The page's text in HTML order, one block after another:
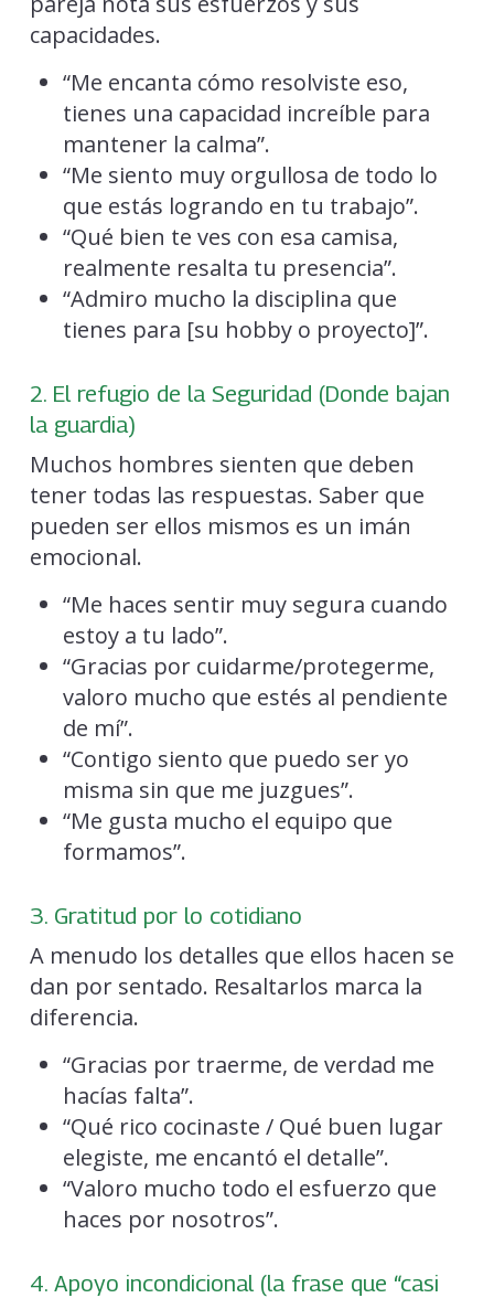
capacidades.
“Me encanta cómo resolviste eso,
tienes una capacidad increíble para
mantener la calma”.
“Me siento muy orgullosa de todo lo
que estás logrando en tu trabajo”.
“Qué bien te ves con esa camisa,
realmente resalta tu presencia”.
“Admiro mucho la disciplina que
tienes para [su hobby o proyecto]”.
2. El refugio de la Seguridad (Donde bajan
la guardia)
Muchos hombres sienten que deben
tener todas las respuestas. Saber que
pueden ser ellos mismos es un imán
emocional.
“Me haces sentir muy segura cuando
estoy a tu lado”.
“Gracias por cuidarme/protegerme,
valoro mucho que estés al pendiente
de mí”.
“Contigo siento que puedo ser yo
misma sin que me juzgues”.
“Me gusta mucho el equipo que
formamos”.
3. Gratitud por lo cotidiano
A menudo los detalles que ellos hacen se
dan por sentado. Resaltarlos marca la
diferencia.
“Gracias por traerme, de verdad me
hacías falta”.
“Qué rico cocinaste / Qué buen lugar
elegiste, me encantó el detalle”.
“Valoro mucho todo el esfuerzo que
haces por nosotros”.
4. Apoyo incondicional (la frase que “casi